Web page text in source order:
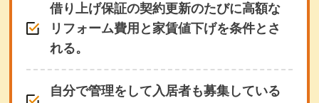
借り上げ保証の契約更新のたびに高額な
リフォーム費用と家賃値下げを条件とさ
れる。
自分で管理をして入居者も募集している